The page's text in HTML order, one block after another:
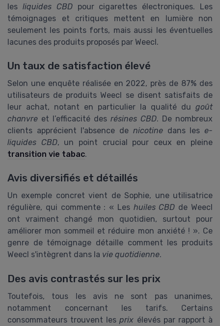
les liquides CBDpour cigarettes électroniques. Les
témoignages et critiques mettent en lumière non
seulement les points forts, mais aussi les éventuelles
lacunes des produits proposés par Weecl.
Un taux de satisfaction élevé
Selon une enquête réalisée en 2022, près de 87% des
utilisateurs de produits Weecl se disent satisfaits de
leur achat, notant en particulier la qualité du goût
chanvre et l’efficacité des résines CBD. De nombreux
clients apprécient l'absence de nicotinedans les e-
liquides CBD, un point crucial pour ceux en pleine
transition vie tabac.
Avis diversifiés et détaillés
Un exemple concret vient de Sophie, une utilisatrice
régulière, qui commente : « Les huiles CBD de Weecl
ont vraiment changé mon quotidien, surtout pour
améliorer mon sommeil et réduire mon anxiété ! ». Ce
genre de témoignage détaille comment les produits
Weecl s'intègrent dans la vie quotidienne.
Des avis contrastés sur les prix
Toutefois, tous les avis ne sont pas unanimes,
notamment concernant les tarifs. Certains
consommateurs trouvent lesprix élevés par rapport à